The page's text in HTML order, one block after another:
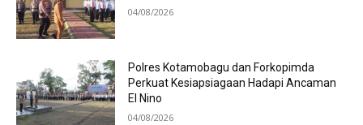
04/08/2026
Polres Kotamobagu dan Forkopimda
Perkuat Kesiapsiagaan Hadapi Ancaman
El Nino
04/08/2026